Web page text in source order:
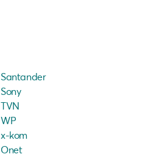
Santander
Sony
TVN
WP
x-kom
Onet